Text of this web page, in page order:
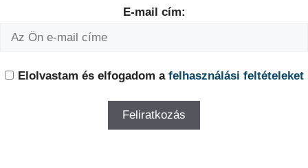
E-mail cím:
Elolvastam és elfogadom a felhasználási feltételeket